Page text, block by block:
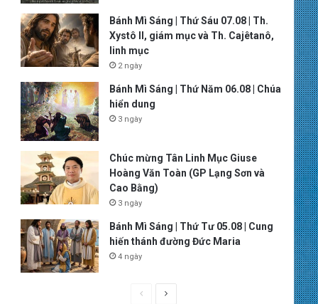
Bánh Mì Sáng | Thứ Sáu 07.08 | Th.
Xystô II, giám mục và Th. Cajêtanô,
linh mục
2 ngày
Bánh Mì Sáng | Thứ Năm 06.08 | Chúa
hiển dung
3 ngày
Chúc mừng Tân Linh Mục Giuse
Hoàng Văn Toàn (GP Lạng Sơn và
Cao Bằng)
3 ngày
Bánh Mì Sáng | Thứ Tư 05.08 | Cung
hiến thánh đường Đức Maria
4 ngày